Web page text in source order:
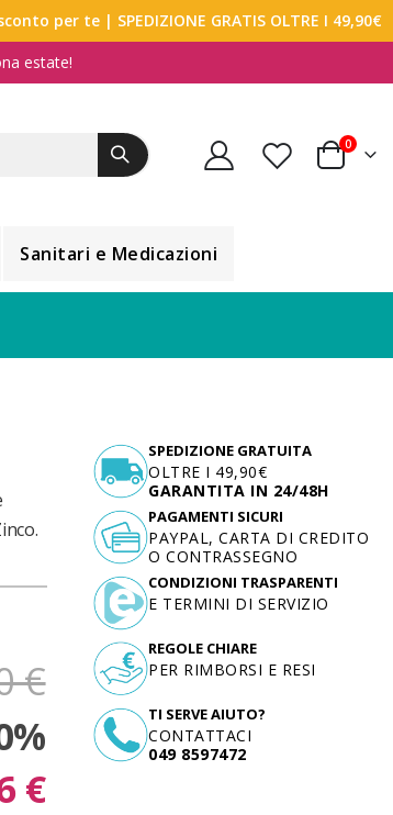
per te | SPEDIZIONE GRATIS OLTRE I 49,90€
estate!
Carrello
0
Sanitari e Medicazioni
€
€
SPEDIZIONE GRATUITA
OLTRE I 49,90€
GARANTITA IN 24/48H
TI SERVE AIUTO?
CONTATTACI
049 8597472
PAGAMENTI SICURI
PAYPAL, CARTA DI CREDITO
O CONTRASSEGNO
CONDIZIONI TRASPARENTI
E TERMINI DI SERVIZIO
REGOLE CHIARE
PER RIMBORSI E RESI